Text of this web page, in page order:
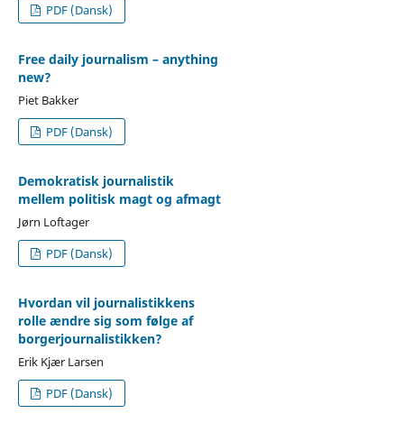
PDF (Dansk)
Free daily journalism – anything
new?
Piet Bakker
PDF (Dansk)
Demokratisk journalistik
mellem politisk magt og afmagt
Jørn Loftager
PDF (Dansk)
Hvordan vil journalistikkens
rolle ændre sig som følge af
borgerjournalistikken?
Erik Kjær Larsen
PDF (Dansk)